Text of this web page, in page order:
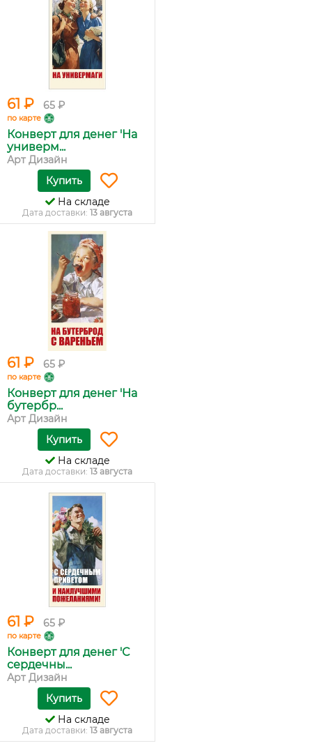
61 ₽ 65 ₽
по карте
Конверт для денег 'На
универм...
Арт Дизайн
Купить
На складе
Дата доставки: 13 августа
61 ₽ 65 ₽
по карте
Конверт для денег 'На
бутербр...
Арт Дизайн
Купить
На складе
Дата доставки: 13 августа
61 ₽ 65 ₽
по карте
Конверт для денег 'С
сердечны...
Арт Дизайн
Купить
На складе
Дата доставки: 13 августа